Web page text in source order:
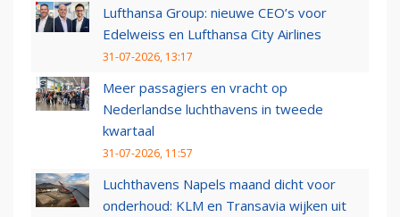
Lufthansa Group: nieuwe CEO’s voor
Edelweiss en Lufthansa City Airlines
31-07-2026, 13:17
Meer passagiers en vracht op
Nederlandse luchthavens in tweede
kwartaal
31-07-2026, 11:57
Luchthavens Napels maand dicht voor
onderhoud: KLM en Transavia wijken uit